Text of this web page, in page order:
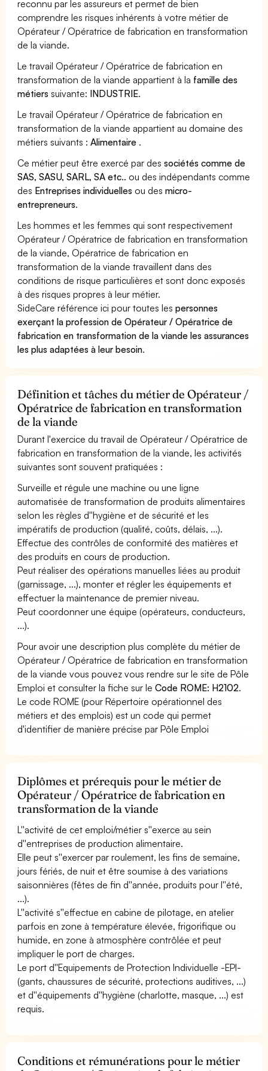
reconnu par les assureurs et permet de bien
comprendre les risques inhérents à votre métier de
Opérateur / Opératrice de fabrication en transformation
de la viande.
Le travail Opérateur / Opératrice de fabrication en
transformation de la viande appartient à la famille des
métiers suivante: INDUSTRIE.
Le travail Opérateur / Opératrice de fabrication en
transformation de la viande appartient au domaine des
métiers suivants :Alimentaire .
Ce métier peut être exercé par dessociétés comme de
SAS, SASU, SARL, SA etc.. ou des indépendants comme
des Entreprises individuelles ou desmicro-
entrepreneurs.
Les hommes et les femmes qui sont respectivement
Opérateur / Opératrice de fabrication en transformation
de la viande, Opératrice de fabrication en
transformation de la viande travaillent dans des
conditions de risque particulières et sont donc exposés
à des risques propres à leur métier.
SideCare référence ici pour toutes lespersonnes
exerçant la profession de Opérateur / Opératrice de
fabrication en transformation de la viande les assurances
les plus adaptées à leur besoin.
Définition et tâches du métier de Opérateur /
Opératrice de fabrication en transformation
de la viande
Durant l'exercice du travail de Opérateur / Opératrice de
fabrication en transformation de la viande, les activités
suivantes sont souvent pratiquées :
Surveille et régule une machine ou une ligne
automatisée de transformation de produits alimentaires
selon les règles d''hygiène et de sécurité et les
impératifs de production (qualité, coûts, délais, ...).
Effectue des contrôles de conformité des matières et
des produits en cours de production.
Peut réaliser des opérations manuelles liées au produit
(garnissage, ...), monter et régler les équipements et
effectuer la maintenance de premier niveau.
Peut coordonner une équipe (opérateurs, conducteurs,
...).
Pour avoir une description plus complète du métier de
Opérateur / Opératrice de fabrication en transformation
de la viande vous pouvez vous rendre sur le site de Pôle
Emploi et consulter la fiche sur leCode ROME: H2102.
Le code ROME (pour Répertoire opérationnel des
métiers et des emplois) est un code qui permet
d'identifier de manière précise par Pôle Emploi
Diplômes et prérequis pour le métier de
Opérateur / Opératrice de fabrication en
transformation de la viande
L''activité de cet emploi/métier s''exerce au sein
d''entreprises de production alimentaire.
Elle peut s''exercer par roulement, les fins de semaine,
jours fériés, de nuit et être soumise à des variations
saisonnières (fêtes de fin d''année, produits pour l''été,
...).
L''activité s''effectue en cabine de pilotage, en atelier
parfois en zone à température élevée, frigorifique ou
humide, en zone à atmosphère contrôlée et peut
impliquer le port de charges.
Le port d''Equipements de Protection Individuelle -EPI-
(gants, chaussures de sécurité, protections auditives, ...)
et d''équipements d''hygiène (charlotte, masque, ...) est
requis.
Conditions et rémunérations pour le métier